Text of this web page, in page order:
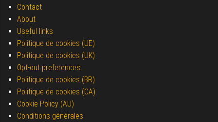
Contact
About
Useful links
Politique de cookies (UE)
Politique de cookies (UK)
Opt-out preferences
Politique de cookies (BR)
Politique de cookies (CA)
Cookie Policy (AU)
Conditions générales